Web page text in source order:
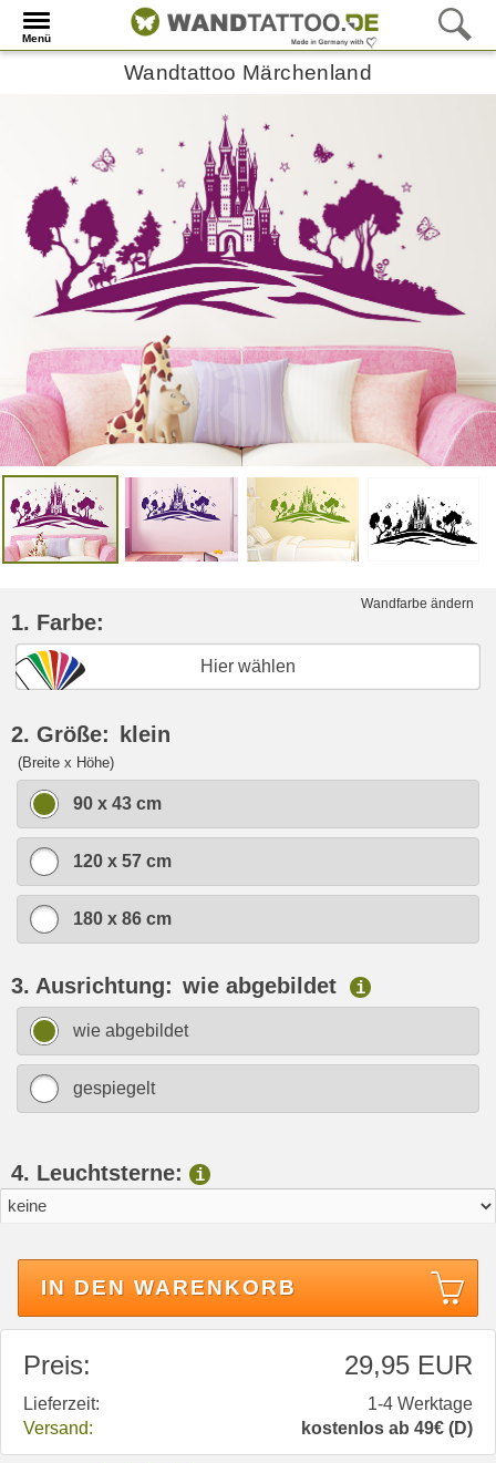
Menü
Wandtattoo Märchenland
Wandfarbe ändern
1. Farbe:
Hier wählen
2. Größe: klein
(Breite x Höhe)
90 x 43 cm
120 x 57 cm
180 x 86 cm
3. Ausrichtung: wie abgebildet i
wie abgebildet
gespiegelt
4. Leuchtsterne: i
IN DEN WARENKORB
Preis: 29,95 EUR
Lieferzeit:
1-4 Werktage
Versand:
kostenlos ab 49€ (D)